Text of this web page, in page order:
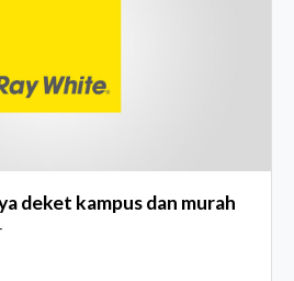
deket kampus dan murah